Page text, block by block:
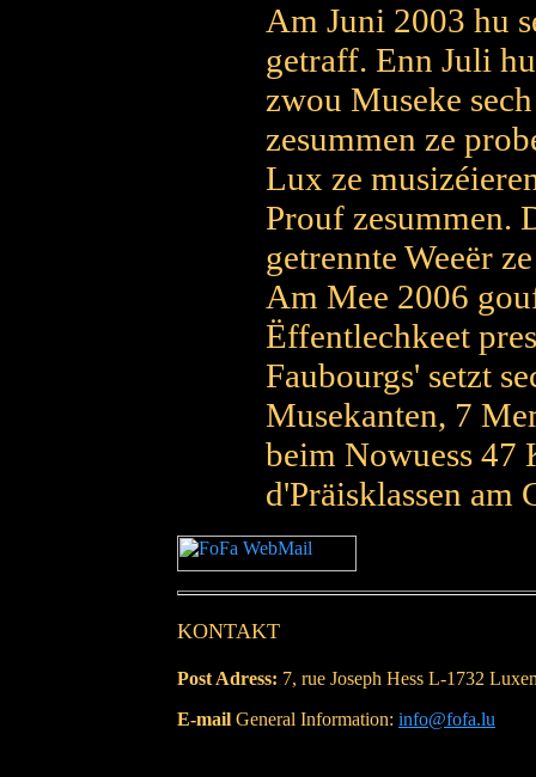
Am Juni 2003 hu
getraff. Enn Juli
zwou Museke
zesummen ze
Lux ze
Prouf zesummen.
getrennte Weeër
Am Mee 2006
Ëffentlechkeet
Faubourgs' setzt
Musekanten, 7
beim Nowuess 47
d'Präisklassen am
KONTAKT
Post Adress: 7, rue Joseph Hess L-1732
E-mail General Information: info@fofa.lu